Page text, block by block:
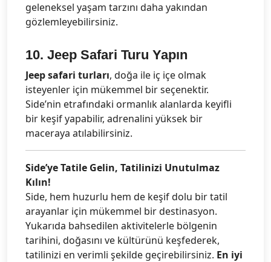
geleneksel yaşam tarzını daha yakından
gözlemleyebilirsiniz.
10. Jeep Safari Turu Yapın
Jeep safari turları, doğa ile iç içe olmak
isteyenler için mükemmel bir seçenektir.
Side’nin etrafındaki ormanlık alanlarda keyifli
bir keşif yapabilir, adrenalini yüksek bir
maceraya atılabilirsiniz.
Side’ye Tatile Gelin, Tatilinizi Unutulmaz
Kılın!
Side, hem huzurlu hem de keşif dolu bir tatil
arayanlar için mükemmel bir destinasyon.
Yukarıda bahsedilen aktivitelerle bölgenin
tarihini, doğasını ve kültürünü keşfederek,
tatilinizi en verimli şekilde geçirebilirsiniz. En iyi